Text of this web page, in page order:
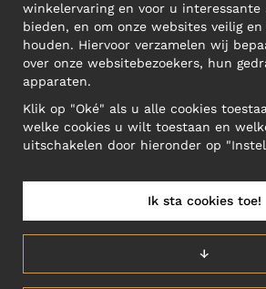
BEDRIJFSADRES
Narva mnt 5, EE-10117
Reg: 12356245
NEDERLAND/
winkelervaring en voor u
bieden, en om onze websites veilig
houden. Hiervoor verzamelen wij
over onze websitebezoekers, hun
apparaten.
Klik op "Oké" als u alle cookies
welke cookies u wilt toestaan en
uitschakelen door hieronder op
↓
Ik sta cookies toe!